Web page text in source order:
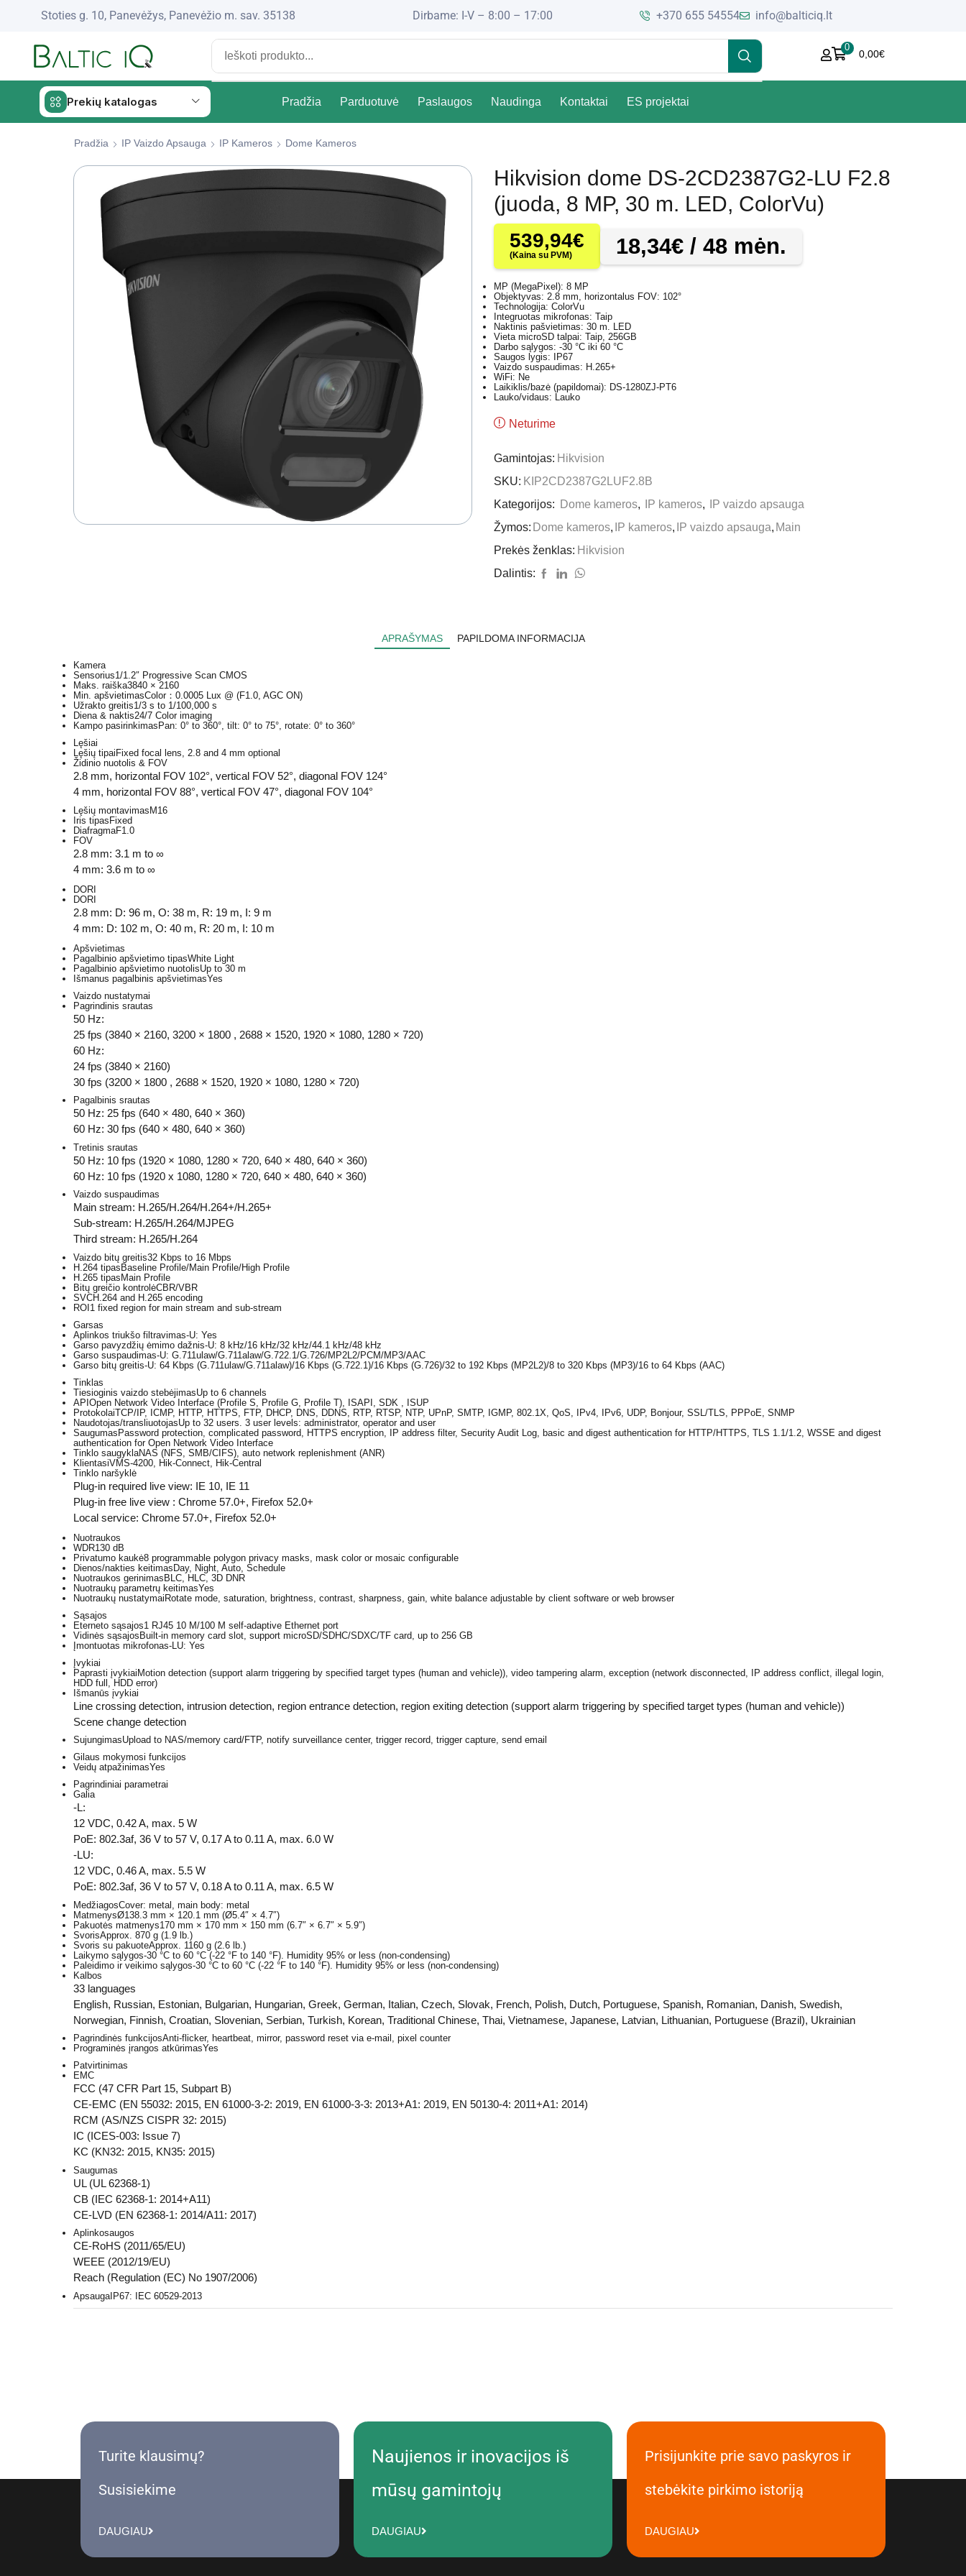
Stoties g. 10, Panevėžys, Panevėžio m. sav. 35138 Dirbame: I-V – 8:00 – 17:00 +370 655 54554 info@balticiq.lt
0
0,00€
Prekių katalogas Pradžia Parduotuvė Paslaugos Naudinga Kontaktai ES projektai
Pradžia IP Vaizdo Apsauga IP Kameros Dome Kameros
Hikvision dome DS-2CD2387G2-LU F2.8
(juoda, 8 MP, 30 m. LED, ColorVu)
539,94€
(Kaina su PVM) 18,34€ / 48 mėn.
MP (MegaPixel): 8 MP
Objektyvas: 2.8 mm, horizontalus FOV: 102°
Technologija: ColorVu
Integruotas mikrofonas: Taip
Naktinis pašvietimas: 30 m. LED
Vieta microSD talpai: Taip, 256GB
Darbo sąlygos: -30 °C iki 60 °C
Saugos lygis: IP67
Vaizdo suspaudimas: H.265+
WiFi: Ne
Laikiklis/bazė (papildomai): DS-1280ZJ-PT6
Lauko/vidaus: Lauko
Neturime
Gamintojas: Hikvision
SKU: KIP2CD2387G2LUF2.8B
Kategorijos:
Dome kameros, IP kameros,
IP vaizdo apsauga
Žymos: Dome kameros, IP kameros, IP vaizdo apsauga, Main
Prekės ženklas: Hikvision
Dalintis:
APRAŠYMAS PAPILDOMA INFORMACIJA
Kamera
Sensorius1/1.2″ Progressive Scan CMOS
Maks. raiška3840 × 2160
Min. apšvietimasColor：0.0005 Lux @ (F1.0, AGC ON)
Užrakto greitis1/3 s to 1/100,000 s
Diena & naktis24/7 Color imaging
Kampo pasirinkimas Pan: 0° to 360°, tilt: 0° to 75°, rotate: 0° to 360°
Lęšiai
Lęšių tipai Fixed focal lens, 2.8 and 4 mm optional
Židinio nuotolis & FOV
2.8 mm, horizontal FOV 102°, vertical FOV 52°, diagonal FOV 124°
4 mm, horizontal FOV 88°, vertical FOV 47°, diagonal FOV 104°
Lęšių montavimasM16
Iris tipasFixed
DiafragmaF1.0
FOV
2.8 mm: 3.1 m to ∞
4 mm: 3.6 m to ∞
DORI
DORI
2.8 mm: D: 96 m, O: 38 m, R: 19 m, I: 9 m
4 mm: D: 102 m, O: 40 m, R: 20 m, I: 10 m
Apšvietimas
Pagalbinio apšvietimo tipasWhite Light
Pagalbinio apšvietimo nuotolisUp to 30 m
Išmanus pagalbinis apšvietimasYes
Vaizdo nustatymai
Pagrindinis srautas
50 Hz:
25 fps (3840 × 2160, 3200 × 1800 , 2688 × 1520, 1920 × 1080, 1280 × 720)
60 Hz:
24 fps (3840 × 2160)
30 fps (3200 × 1800 , 2688 × 1520, 1920 × 1080, 1280 × 720)
Pagalbinis srautas
50 Hz: 25 fps (640 × 480, 640 × 360)
60 Hz: 30 fps (640 × 480, 640 × 360)
Tretinis srautas
50 Hz: 10 fps (1920 × 1080, 1280 × 720, 640 × 480, 640 × 360)
60 Hz: 10 fps (1920 x 1080, 1280 × 720, 640 × 480, 640 × 360)
Vaizdo suspaudimas
Main stream: H.265/H.264/H.264+/H.265+
Sub-stream: H.265/H.264/MJPEG
Third stream: H.265/H.264
Vaizdo bitų greitis32 Kbps to 16 Mbps
H.264 tipasBaseline Profile/Main Profile/High Profile
H.265 tipasMain Profile
Bitų greičio kontrolėCBR/VBR
SVCH.264 and H.265 encoding
ROI1 fixed region for main stream and sub-stream
Garsas
Aplinkos triukšo filtravimas-U: Yes
Garso pavyzdžių ėmimo dažnis-U: 8 kHz/16 kHz/32 kHz/44.1 kHz/48 kHz
Garso suspaudimas-U: G.711ulaw/G.711alaw/G.722.1/G.726/MP2L2/PCM/MP3/AAC
Garso bitų greitis-U: 64 Kbps (G.711ulaw/G.711alaw)/16 Kbps (G.722.1)/16 Kbps (G.726)/32 to 192 Kbps (MP2L2)/8 to 320 Kbps (MP3)/16 to 64 Kbps (AAC)
Tinklas
Tiesioginis vaizdo stebėjimasUp to 6 channels
APIOpen Network Video Interface (Profile S, Profile G, Profile T), ISAPI, SDK , ISUP
ProtokolaiTCP/IP, ICMP, HTTP, HTTPS, FTP, DHCP, DNS, DDNS, RTP, RTSP, NTP, UPnP, SMTP, IGMP, 802.1X, QoS, IPv4, IPv6, UDP, Bonjour, SSL/TLS, PPPoE, SNMP
Naudotojas/transliuotojasUp to 32 users. 3 user levels: administrator, operator and user
SaugumasPassword protection, complicated password, HTTPS encryption, IP address filter, Security Audit Log, basic and digest authentication for HTTP/HTTPS, TLS 1.1/1.2, WSSE and digest
authentication for Open Network Video Interface
Tinklo saugyklaNAS (NFS, SMB/CIFS), auto network replenishment (ANR)
KlientasiVMS-4200, Hik-Connect, Hik-Central
Tinklo naršyklė
Plug-in required live view: IE 10, IE 11
Plug-in free live view : Chrome 57.0+, Firefox 52.0+
Local service: Chrome 57.0+, Firefox 52.0+
Nuotraukos
WDR130 dB
Privatumo kaukė8 programmable polygon privacy masks, mask color or mosaic configurable
Dienos/nakties keitimasDay, Night, Auto, Schedule
Nuotraukos gerinimasBLC, HLC, 3D DNR
Nuotraukų parametrų keitimasYes
Nuotraukų nustatymaiRotate mode, saturation, brightness, contrast, sharpness, gain, white balance adjustable by client software or web browser
Sąsajos
Eterneto sąsajos1 RJ45 10 M/100 M self-adaptive Ethernet port
Vidinės sąsajosBuilt-in memory card slot, support microSD/SDHC/SDXC/TF card, up to 256 GB
Įmontuotas mikrofonas-LU: Yes
Įvykiai
Paprasti įvykiaiMotion detection (support alarm triggering by specified target types (human and vehicle)), video tampering alarm, exception (network disconnected, IP address conflict, illegal login,
HDD full, HDD error)
Išmanūs įvykiai
Line crossing detection, intrusion detection, region entrance detection, region exiting detection (support alarm triggering by specified target types (human and vehicle))
Scene change detection
SujungimasUpload to NAS/memory card/FTP, notify surveillance center, trigger record, trigger capture, send email
Gilaus mokymosi funkcijos
Veidų atpažinimasYes
Pagrindiniai parametrai
Galia
-L:
12 VDC, 0.42 A, max. 5 W
PoE: 802.3af, 36 V to 57 V, 0.17 A to 0.11 A, max. 6.0 W
-LU:
12 VDC, 0.46 A, max. 5.5 W
PoE: 802.3af, 36 V to 57 V, 0.18 A to 0.11 A, max. 6.5 W
MedžiagosCover: metal, main body: metal
MatmenysØ138.3 mm × 120.1 mm (Ø5.4″ × 4.7″)
Pakuotės matmenys170 mm × 170 mm × 150 mm (6.7″ × 6.7″ × 5.9″)
SvorisApprox. 870 g (1.9 lb.)
Svoris su pakuoteApprox. 1160 g (2.6 lb.)
Laikymo sąlygos-30 °C to 60 °C (-22 °F to 140 °F). Humidity 95% or less (non-condensing)
Paleidimo ir veikimo sąlygos-30 °C to 60 °C (-22 °F to 140 °F). Humidity 95% or less (non-condensing)
Kalbos
33 languages
English, Russian, Estonian, Bulgarian, Hungarian, Greek, German, Italian, Czech, Slovak, French, Polish, Dutch, Portuguese, Spanish, Romanian, Danish, Swedish,
Norwegian, Finnish, Croatian, Slovenian, Serbian, Turkish, Korean, Traditional Chinese, Thai, Vietnamese, Japanese, Latvian, Lithuanian, Portuguese (Brazil), Ukrainian
Pagrindinės funkcijosAnti-flicker, heartbeat, mirror, password reset via e-mail, pixel counter
Programinės įrangos atkūrimasYes
Patvirtinimas
EMC
FCC (47 CFR Part 15, Subpart B)
CE-EMC (EN 55032: 2015, EN 61000-3-2: 2019, EN 61000-3-3: 2013+A1: 2019, EN 50130-4: 2011+A1: 2014)
RCM (AS/NZS CISPR 32: 2015)
IC (ICES-003: Issue 7)
KC (KN32: 2015, KN35: 2015)
Saugumas
UL (UL 62368-1)
CB (IEC 62368-1: 2014+A11)
CE-LVD (EN 62368-1: 2014/A11: 2017)
Aplinkosaugos
CE-RoHS (2011/65/EU)
WEEE (2012/19/EU)
Reach (Regulation (EC) No 1907/2006)
ApsaugaIP67: IEC 60529-2013
Turite klausimų?
Susisiekime
DAUGIAU
Naujienos ir inovacijos iš
mūsų gamintojų
DAUGIAU
Prisijunkite prie savo paskyros ir
stebėkite pirkimo istoriją
DAUGIAU